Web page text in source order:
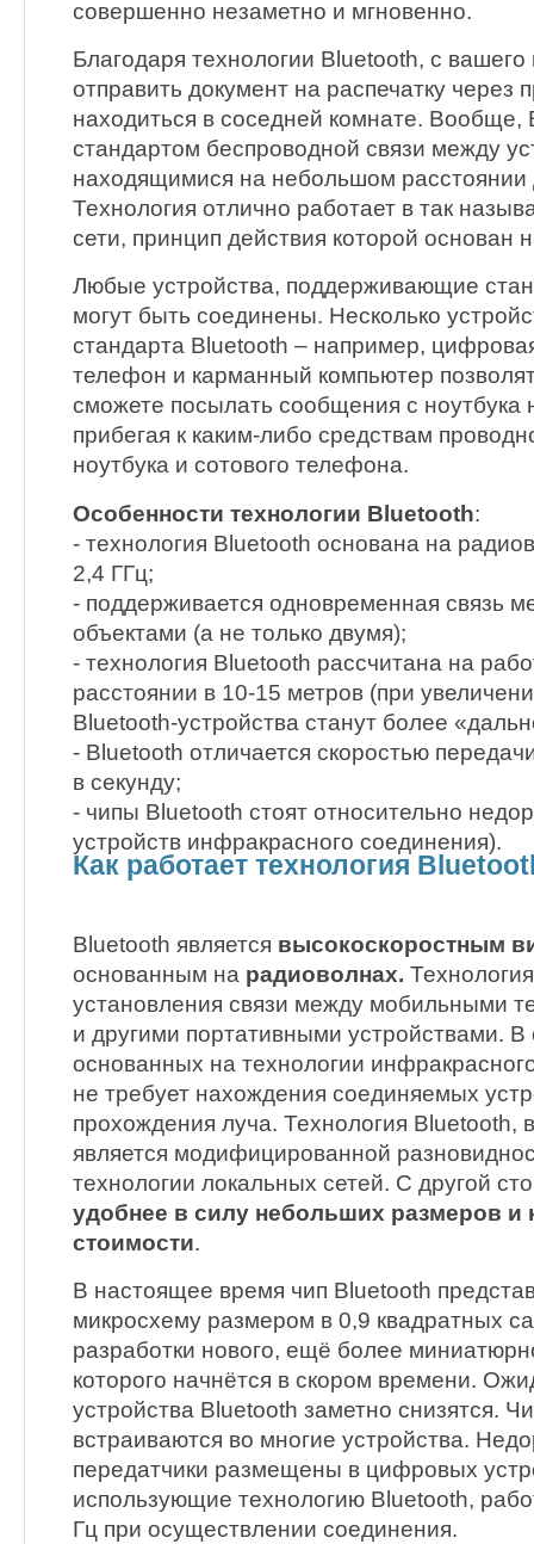
совершенно незаметно и мгновенно.
Благодаря технологии Bluetooth, с
отправить документ на распечатку через
находиться в соседней комнате. Вообще,
стандартом беспроводной связи между
находящимися на небольшом расстоянии
Технология отлично работает в так
сети, принцип действия которой основан
Любые устройства, поддерживающие
могут быть соединены. Несколько
стандарта Bluetooth – например,
телефон и карманный компьютер
сможете посылать сообщения с
прибегая к каким-либо средствам
ноутбука и сотового телефона.
Особенности технологии Bluetooth:
- технология Bluetooth основана на
2,4 ГГц;
- поддерживается одновременная связь
объектами (а не только двумя);
- технология Bluetooth рассчитана на
расстоянии в 10-15 метров (при
Bluetooth-устройства станут более
- Bluetooth отличается скоростью
в секунду;
- чипы Bluetooth стоят относительно
устройств инфракрасного соединения).
Как работает технология
Bluetooth является высокоскоростным
основанным на радиоволнах.
установления связи между мобильными
и другими портативными устройствами. В
основанных на технологии
не требует нахождения соединяемых
прохождения луча. Технология Bluetooth,
является модифицированной
технологии локальных сетей. С другой
удобнее в силу небольших размеров и
стоимости.
В настоящее время чип Bluetooth
микросхему размером в 0,9 квадратных
разработки нового, ещё более
которого начнётся в скором времени.
устройства Bluetooth заметно снизятся.
встраиваются во многие устройства.
передатчики размещены в цифровых
использующие технологию Bluetooth,
Гц при осуществлении соединения.